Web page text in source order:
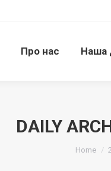
Про нас Наша
DAILY
Home
Про нас Наша